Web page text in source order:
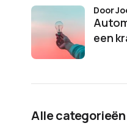
een
door
Alle categorieën